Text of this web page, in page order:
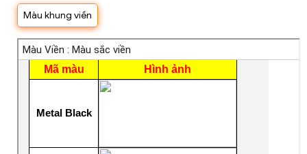
Màu khung viền